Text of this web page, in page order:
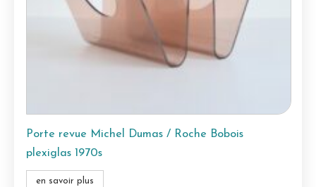
Porte revue Michel Dumas / Roche Bobois
plexiglas 1970s
en savoir plus